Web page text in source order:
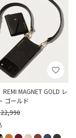
REMI MAGNET GOLD レ
ゴールド
22,990